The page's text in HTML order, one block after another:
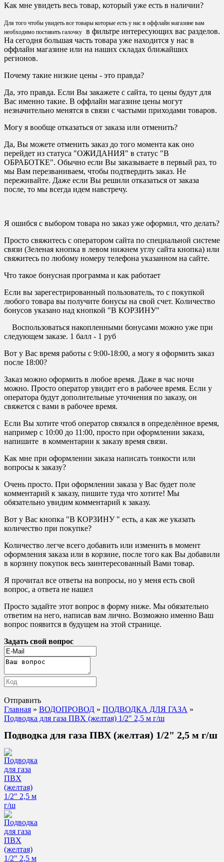
Как мне увидеть весь товар, который уже есть в наличии?
Для того чтобы увидеть все товары которые есть у нас в оффлайн магазине вам
необходимо поставить галочку в фильтре интересующих вас разделов.
На сегодня большая часть товара уже находится у нас в
оффлайн магазине или на наших складах ближайших
регионов.
Почему такие низкие цены - это правда?
Да, это правда. Если Вы закажете с сайта, то цены будут для
Вас именно такие. В оффлайн магазине цены могут
незначительно менятся в связи с частыми приходами товаров.
Могу я вообще отказаться от заказа или отменить?
Да, Вы можете отменить заказ до того момента как оно
перейдет из статуса "ОЖИДАНИЯ" в статус "В
ОБРАБОТКЕ". Обычно если Вы заказываете в первый раз, то
мы Вам перезваниваем, чтобы подтвердить заказ. Не
переживайте. Даже если Вы решили отказаться от заказа
после, то мы всегда идем навстречу.
Я ошибся с выбором товара но заказ уже оформил, что делать?
Просто свяжитесь с оператором сайта по специальной системе
связи (Зеленая кнопка в левом нижнем углу сайта кнопка) или
свяжитесь по любому номеру телефона указанном на сайте.
Что такое бонусная программа и как работает
Если вы зарегестрированный пользователь, то с покупкой
любого товара вы получите бонусы на свой счет. Количество
бонусов указано над кнопкой "В КОРЗИНУ"
Воспользоваться накопленными бонусами можно уже при
следующем заказе. 1 балл - 1 руб
Вот у Вас время работы с 9:00-18:00, а могу я оформить заказ
после 18:00?
Заказ можно оформить в любое время. Даже в час ночи
можно. Просто оператор увидит его в рабочее время. Если у
оператора будут дополнтельные уточнения по заказу, он
свяжется с вами в рабочее время.
Если Вы хотите чтоб оператор связался в определённое время,
например с 10:00 до 11:00, просто при оформлении заказа,
напишите в комментарии к заказу время связи.
Как мне при оформлении заказа написать тонкости или
вопросы к заказу?
Очень просто. При оформлении заказа у Вас будет поле
комментарий к заказу, пишите туда что хотите! Мы
обязательно увидим комментарий к заказу.
Вот у Вас кнопка "В КОРЗИНУ " есть, а как же указать
количество при покупке?
Количество легче всего добавить или изменить в момент
оформления заказа или в корзине, после того как Вы добавили
в корзину покупок весь заинтересованный Вами товар.
Я прочитал все ответы на вопросы, но у меня есть свой
вопрос, а ответа не нашел
Просто задайте этот вопрос в форму ниже. Мы обязательно
ответим на него, написав вам лично. Возможно именно Ваш
вопрос появится в будущем на этой странице.
Задать свой вопрос
Отправить
Главная » ВОДОПРОВОД » ПОДВОДКА ДЛЯ ГАЗА »
Подводка для газа ПВХ (желтая) 1/2" 2,5 м г/ш
Подводка для газа ПВХ (желтая) 1/2" 2,5 м г/ш